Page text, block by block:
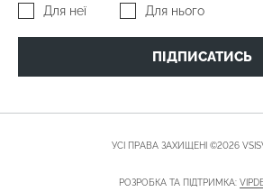
Для неї Для нього
ПІДПИСАТИСЬ
УСІ ПРАВА ЗАХИЩЕНІ ©2026
РОЗРОБКА ТА ПІДТРИМКА: